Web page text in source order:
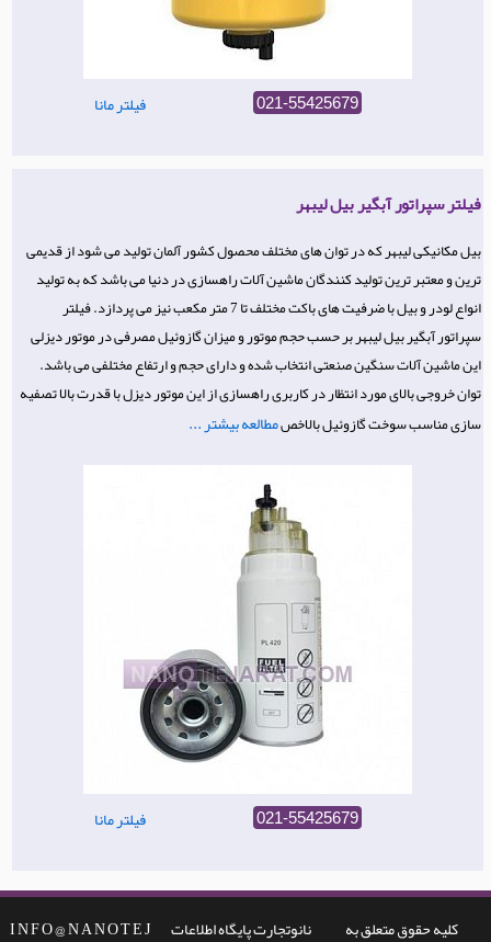
فیلتر مانا 021-55425679
فیلتر سپراتور آبگیر بیل لیبهر
بیل مکانیکی لیبهر که در توان های مختلف محصول کشور آلمان تولید می شود از قدیمی
ترین و معتبر ترین تولید کنندگان ماشین آلات راهسازی در دنیا می باشد که به تولید
انواع لودر و بیل با ضرفیت های باکت مختلف تا 7 متر مکعب نیز می پردازد. فیلتر
سپراتور آبگیر بیل لیبهر بر حسب حجم موتور و میزان گازوئیل مصرفی در موتور دیزلی
این ماشین آلات سنگین صنعتی انتخاب شده و دارای حجم و ارتفاع مختلفی می باشد.
توان خروجی بالای مورد انتظار در کاربری راهسازی از این موتور دیزل با قدرت بالا تصفیه
سازی مناسب سوخت گازوئیل بالاخصمطالعه بیشتر ...
فیلتر مانا 021-55425679
I N F O @ N A N O T E J نانوتجارت پایگاه اطلاعات کلیه حقوق متعلق به